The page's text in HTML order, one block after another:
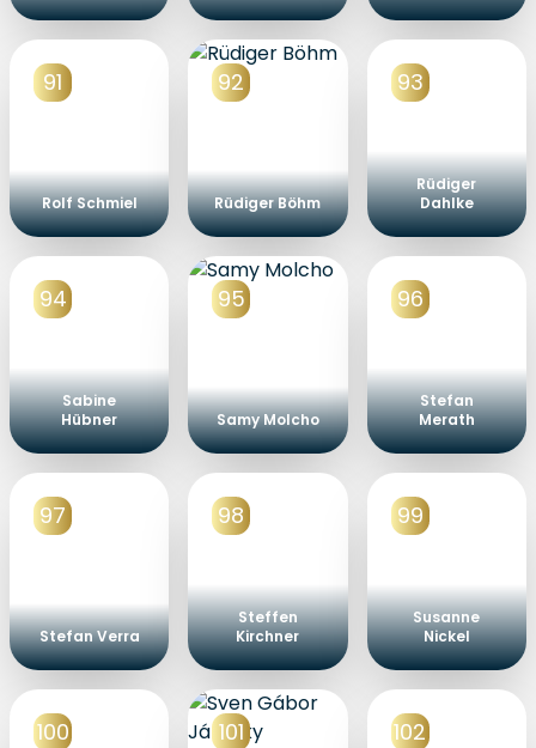
91
Rolf Schmiel
92
Rüdiger Böhm
93
Rüdiger
Dahlke
94
Sabine
Hübner
95
Samy Molcho
96
Stefan
Merath
97
Stefan Verra
98
Steffen
Kirchner
99
Susanne
Nickel
100 101 102